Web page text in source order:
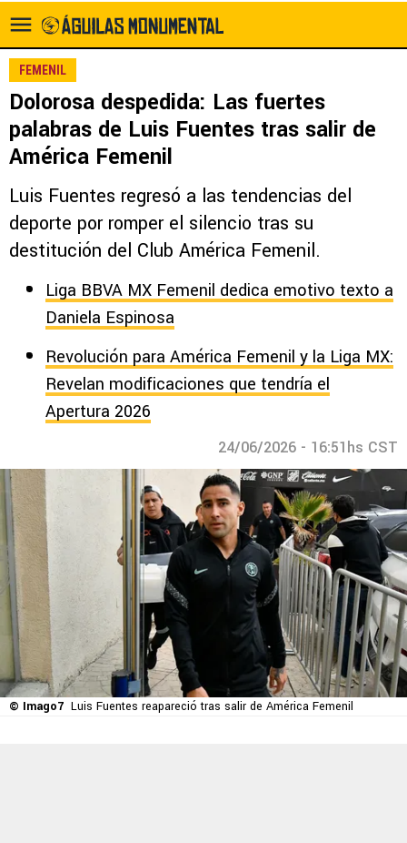
FEMENIL
Dolorosa despedida: Las fuertes
palabras de Luis Fuentes tras salir de
América Femenil
Luis Fuentes regresó a las tendencias del
deporte por romper el silencio tras su
destitución del Club América Femenil.
Liga BBVA MX Femenil dedica emotivo texto a
Daniela Espinosa
Revolución para América Femenil y la Liga MX:
Revelan modificaciones que tendría el
Apertura 2026
24/06/2026 - 16:51hs CST
© Imago7 Luis Fuentes reapareció tras salir de América Femenil